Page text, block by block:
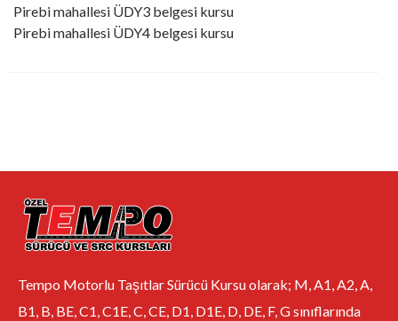
Pirebi mahallesi ÜDY3 belgesi kursu
Pirebi mahallesi ÜDY4 belgesi kursu
Tempo Motorlu Taşıtlar Sürücü Kursu olarak; M, A1, A2, A,
B1, B, BE, C1, C1E, C, CE, D1, D1E, D, DE, F, G sınıflarında